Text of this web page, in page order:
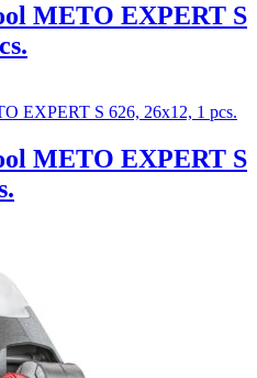
METO EXPERT S
METO EXPERT S